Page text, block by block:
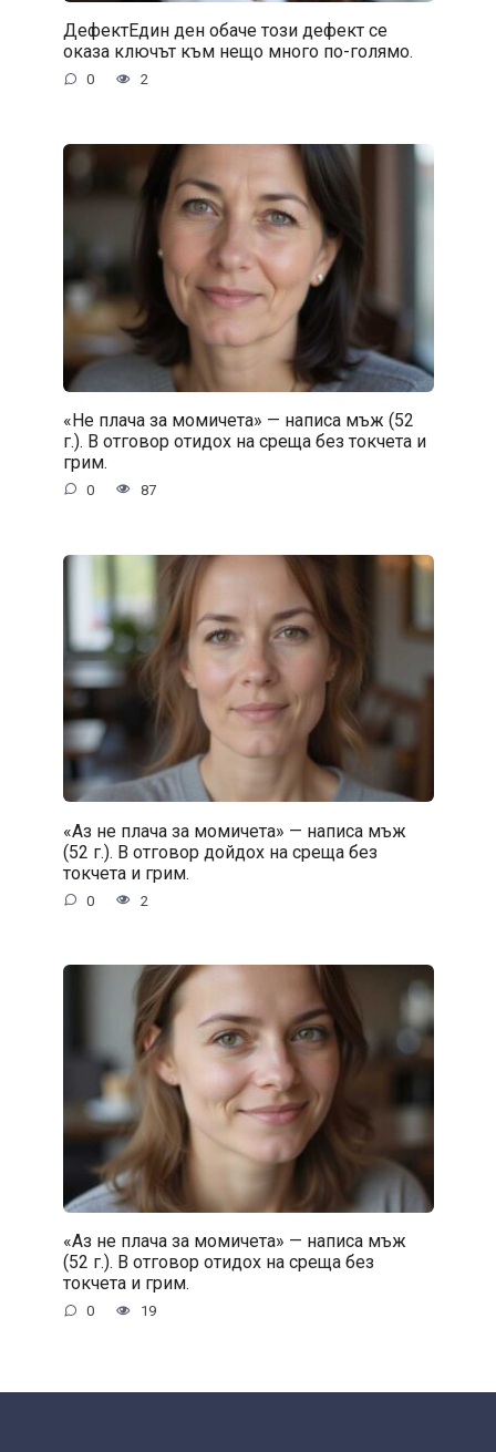
ДефектЕдин ден обаче този дефект се
оказа ключът към нещо много по-голямо.
0 2
«Не плача за момичета» — написа мъж (52
г.). В отговор отидох на среща без токчета и
грим.
0 87
«Аз не плача за момичета» — написа мъж
(52 г.). В отговор дойдох на среща без
токчета и грим.
0 2
«Аз не плача за момичета» — написа мъж
(52 г.). В отговор отидох на среща без
токчета и грим.
0 19